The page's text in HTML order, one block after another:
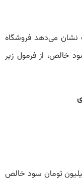
می‌دهد فروشگاه
خالص، از فرمول زیر
سوپرمارکت شما در پایان ماه ۲۵ میلیون تومان سود خالص